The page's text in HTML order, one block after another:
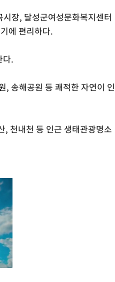
장, 달성군여성문화복지센터
에 편리하다.
다.
, 송해공원 등 쾌적한 자연이 인
, 천내천 등 인근 생태관광명소